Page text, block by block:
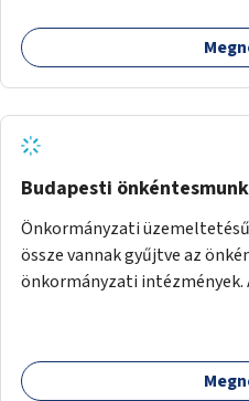
Budapesti
Önkormányzati
össze vannak gyűjtve az
önkormányzati
az önkénteseket fogadó
munka már az